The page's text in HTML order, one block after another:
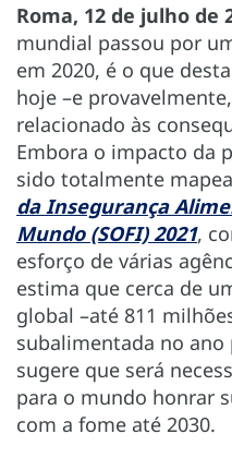
Roma, 12 de julho de
mundial passou por
em 2020, é o que
hoje –e
relacionado às
Embora o impacto da
sido totalmente
da Insegurança
Mundo (SOFI) 2021,
esforço de várias
estima que cerca de
global –até 811
subalimentada no ano
sugere que será
para o mundo honrar
com a fome até 2030.